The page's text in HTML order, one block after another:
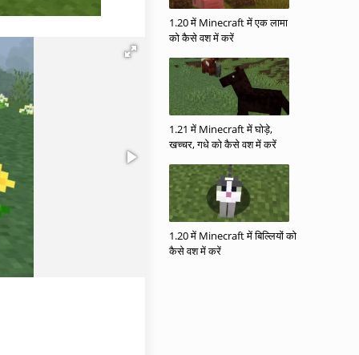
1.20 में Minecraft में एक लामा
को कैसे वश में करें
1.21 में Minecraft में घोड़े,
खच्चर, गधे को कैसे वश में करें
1.20 में Minecraft में बिल्लियों को
कैसे वश में करें